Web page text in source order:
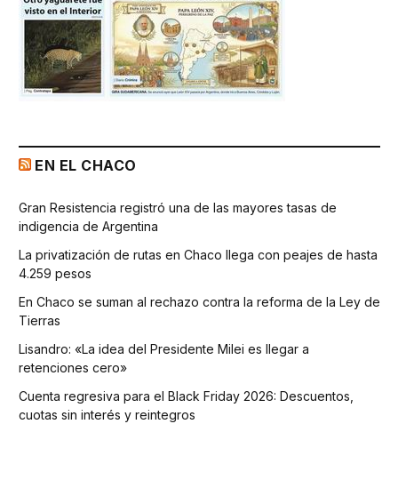
EN EL CHACO
Gran Resistencia registró una de las mayores tasas de
indigencia de Argentina
La privatización de rutas en Chaco llega con peajes de hasta
4.259 pesos
En Chaco se suman al rechazo contra la reforma de la Ley de
Tierras
Lisandro: «La idea del Presidente Milei es llegar a
retenciones cero»
Cuenta regresiva para el Black Friday 2026: Descuentos,
cuotas sin interés y reintegros